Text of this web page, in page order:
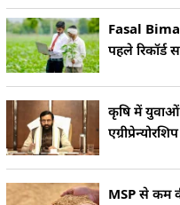
Fasal
पहले
कृषि में युवाओं
MSP से कम